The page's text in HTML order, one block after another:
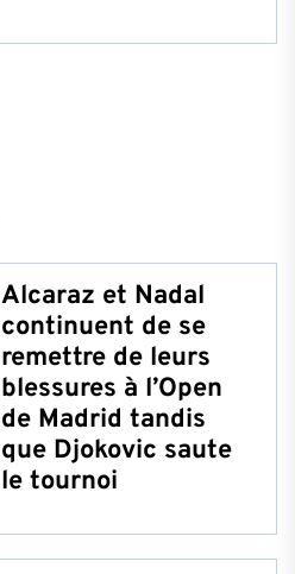
Alcaraz et Nadal
continuent de se
remettre de leurs
blessures à l’Open
de Madrid tandis
que Djokovic saute
le tournoi